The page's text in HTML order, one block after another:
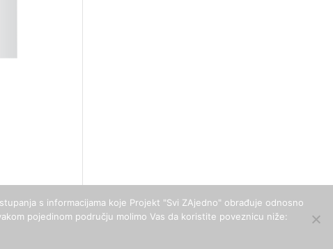
s informacijama koje Projekt "Svi ZAjedno" obrađuje odnosno
pojedinom području molimo Vas da koristite poveznicu niže: